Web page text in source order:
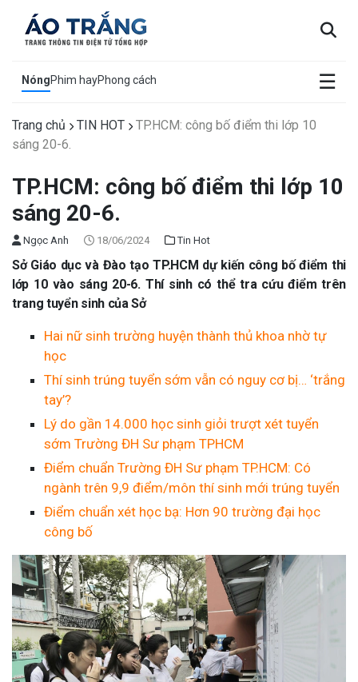
NóngPhim hayPhong cách ☰
×
Trang chủ TIN HOT
TP.HCM: công bố điểm thi lớp 10
sáng 20-6.
TP.HCM: công bố điểm thi lớp 10
sáng 20-6.
Ngọc Anh 18/06/2024 Tin Hot
Sở Giáo dục và Đào tạo TP.HCM dự kiến công bố điểm thi
lớp 10 vào sáng 20-6. Thí sinh có thể tra cứu điểm trên
trang tuyển sinh của Sở
Hai nữ sinh trường huyện thành thủ khoa nhờ tự
học
Thí sinh trúng tuyển sớm vẫn có nguy cơ bị… ‘trắng
tay’?
Lý do gần 14.000 học sinh giỏi trượt xét tuyển
sớm Trường ĐH Sư phạm TPHCM
Điểm chuẩn Trường ĐH Sư phạm TP.HCM: Có
ngành trên 9,9 điểm/môn thí sinh mới trúng tuyển
Điểm chuẩn xét học bạ: Hơn 90 trường đại học
công bố